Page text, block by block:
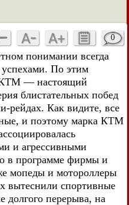
0
понимании всегда
По этим
КТМ — настоящий
блистательных побед
рейдах. Как видите, все
и поэтому марка КТМ
и агрессивными
в программе фирмы и
мопеды и мотороллеры
вытеснили спортивные
долгого перерыва, на